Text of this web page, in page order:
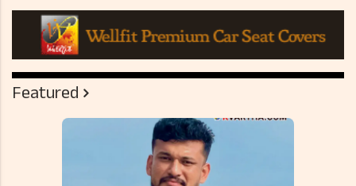
Featured